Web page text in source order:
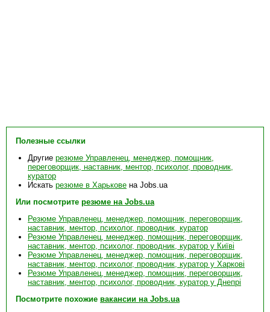
Полезные ссылки
Другие резюме Управленец, менеджер, помощник,
переговорщик, наставник, ментор, психолог, проводник,
куратор
Искать резюме в Харькове на Jobs.ua
Или посмотрите резюме на Jobs.ua
Резюме Управленец, менеджер, помощник, переговорщик,
наставник, ментор, психолог, проводник, куратор
Резюме Управленец, менеджер, помощник, переговорщик,
наставник, ментор, психолог, проводник, куратор у Київі
Резюме Управленец, менеджер, помощник, переговорщик,
наставник, ментор, психолог, проводник, куратор у Харкові
Резюме Управленец, менеджер, помощник, переговорщик,
наставник, ментор, психолог, проводник, куратор у Днепрі
Посмотрите похожие вакансии на Jobs.ua